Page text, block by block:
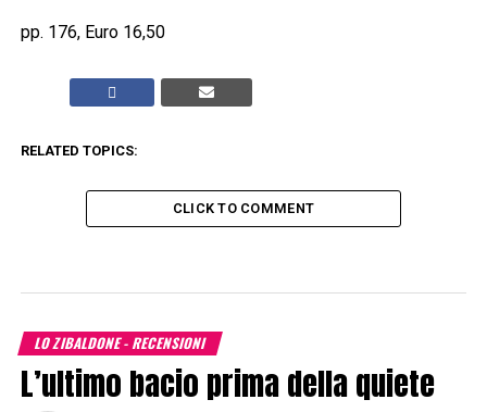
pp. 176, Euro 16,50
RELATED TOPICS:
CLICK TO COMMENT
LO ZIBALDONE - RECENSIONI
L’ultimo bacio prima della quiete